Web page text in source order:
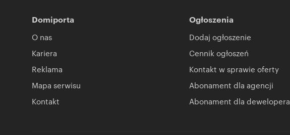
Domiporta
O nas
Kariera
Reklama
Mapa serwisu
Kontakt
Ogłoszenia
Dodaj ogłoszenie
Cennik ogłoszeń
Kontakt w sprawie oferty
Abonament dla agencji
Abonament dla dewelopera